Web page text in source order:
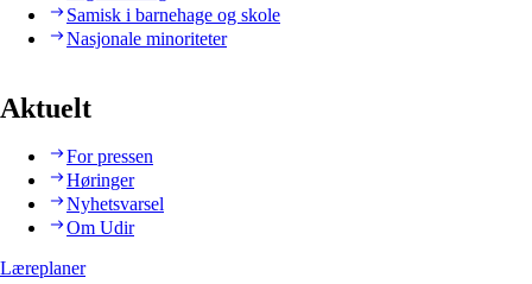
Samisk i barnehage og skole
Nasjonale minoriteter
Aktuelt
For pressen
Høringer
Nyhetsvarsel
Om Udir
Læreplaner